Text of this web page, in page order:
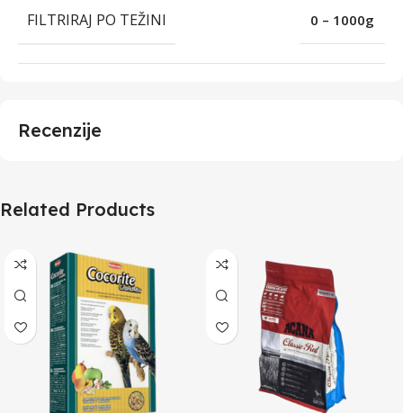
FILTRIRAJ PO TEŽINI 0 – 1000g
Recenzije
Related Products